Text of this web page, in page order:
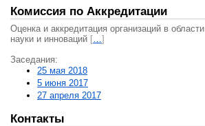
Комиссия по Аккредитации
Оценка и аккредитация организаций в области
науки и инноваций […]
Заседания:
25 мая 2018
5 июня 2017
27 апреля 2017
Контакты